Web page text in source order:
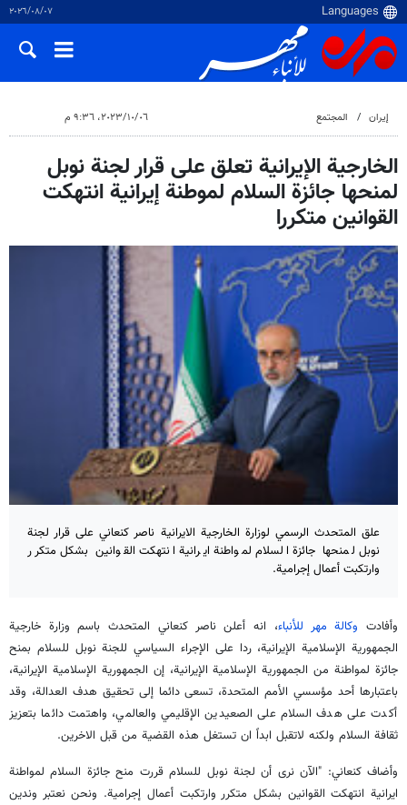
٠٧‏/٠٨‏/٢٠٢٦
إيران المجتمع ٠٦‏/١٠‏/٢٠٢٣، ٩:٣٦ م
الخارجية الإيرانية تعلق على قرار لجنة نوبل
لمنحها جائزة السلام لموطنة إيرانية انتهكت
القوانين متكررا
علق المتحدث الرسمي لوزارة الخارجية الايرانية ناصر كنعاني على قرار لجنة
نوبل لمنحها جائزة السلام لمواطنة ايرانية انتهكت القوانين بشكل متكرر
وارتكبت أعمال إجرامية.
وأفادت وكالة مهر للأنباء، انه أعلن ناصر كنعاني المتحدث باسم وزارة خارجية
الجمهورية الإسلامية الإيرانية، ردا على الإجراء السياسي للجنة نوبل للسلام بمنح
جائزة لمواطنة من الجمهورية الإسلامية الإيرانية، إن الجمهورية الإسلامية الإيرانية،
باعتبارها أحد مؤسسي الأمم المتحدة، تسعى دائما إلى تحقيق هدف العدالة، وقد
أكدت على هدف السلام على الصعيدين الإقليمي والعالمي، واهتمت دائما بتعزيز
ثقافة السلام ولكنه لاتقبل ابداً ان تستغل هذه القضية من قبل الاخرين.
وأضاف كنعاني: "الآن نرى أن لجنة نوبل للسلام قررت منح جائزة السلام لمواطنة
ايرانية انتهكت القوانين بشكل متكرر وارتكبت أعمال إجرامية. ونحن نعتبر وندين